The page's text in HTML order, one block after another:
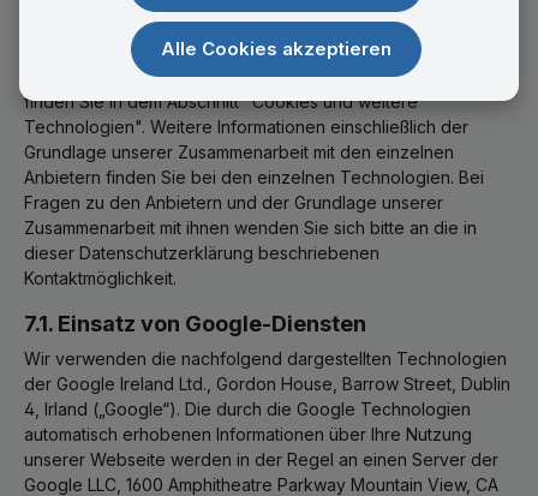
Zusammenhang erhobenen Daten gelöscht. Sie können Ihre
Einwilligung jederzeit mit Wirkung für die Zukunft widerrufen.
Weitere Informationen zu Ihren Widerrufsmöglichkeiten
finden Sie in dem Abschnitt "Cookies und weitere
Technologien". Weitere Informationen einschließlich der
Grundlage unserer Zusammenarbeit mit den einzelnen
Anbietern finden Sie bei den einzelnen Technologien. Bei
Fragen zu den Anbietern und der Grundlage unserer
Zusammenarbeit mit ihnen wenden Sie sich bitte an die in
dieser Datenschutzerklärung beschriebenen
Kontaktmöglichkeit.
7.1. Einsatz von Google-Diensten
Wir verwenden die nachfolgend dargestellten Technologien
der Google Ireland Ltd., Gordon House, Barrow Street, Dublin
4, Irland („Google“). Die durch die Google Technologien
automatisch erhobenen Informationen über Ihre Nutzung
unserer Webseite werden in der Regel an einen Server der
Google LLC, 1600 Amphitheatre Parkway Mountain View, CA
Alle Cookies akzeptieren